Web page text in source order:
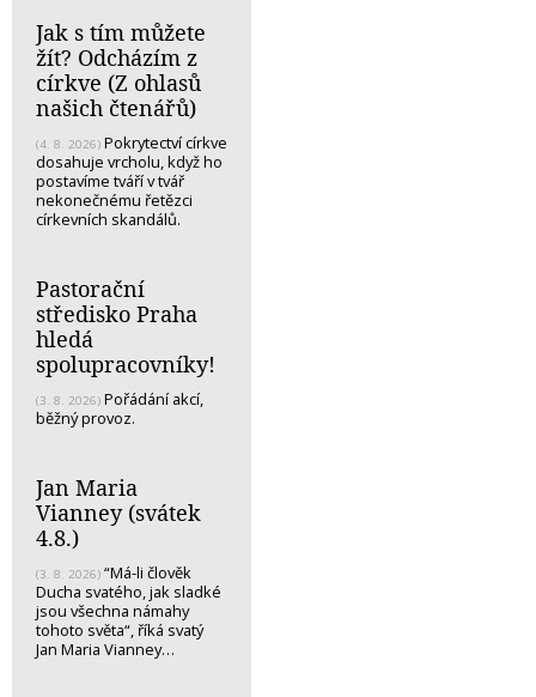
Jak s tím můžete
žít? Odcházím z
církve (Z ohlasů
našich čtenářů)
(4. 8. 2026) Pokrytectví církve
dosahuje vrcholu, když ho
postavíme tváří v tvář
nekonečnému řetězci
církevních skandálů.
Pastorační
středisko Praha
hledá
spolupracovníky!
(3. 8. 2026) Pořádání akcí,
běžný provoz.
Jan Maria
Vianney (svátek
4.8.)
(3. 8. 2026) “Má-li člověk
Ducha svatého, jak sladké
jsou všechna námahy
tohoto světa“, říká svatý
Jan Maria Vianney…